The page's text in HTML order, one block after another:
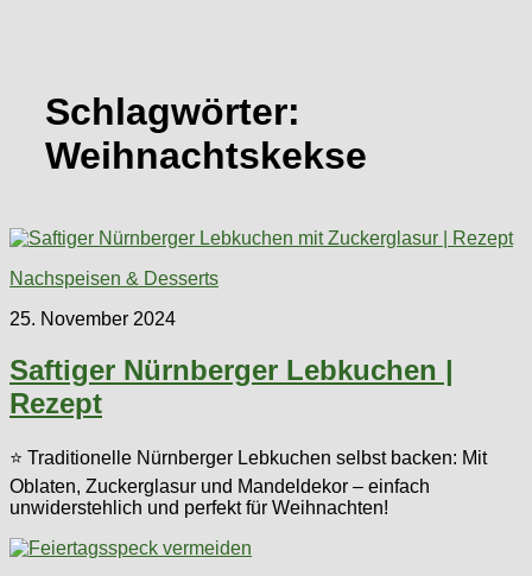
Schlagwörter:
Weihnachtskekse
Nachspeisen & Desserts
25. November 2024
Saftiger Nürnberger Lebkuchen |
Rezept
⭐ Traditionelle Nürnberger Lebkuchen selbst backen: Mit
Oblaten, Zuckerglasur und Mandeldekor – einfach
unwiderstehlich und perfekt für Weihnachten!